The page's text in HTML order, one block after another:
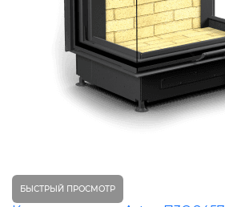
БЫСТРЫЙ ПРОСМОТР